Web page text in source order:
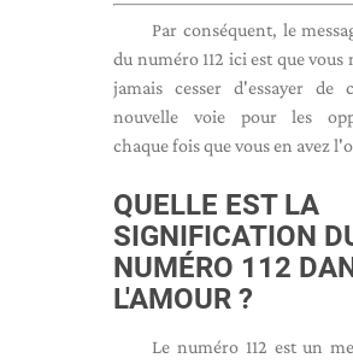
Par conséquent, le
du numéro 112 ici est que vous
jamais cesser d'essayer de
nouvelle voie pour les
chaque fois que vous en avez
QUELLE EST LA
SIGNIFICATION
NUMÉRO 112
L'AMOUR ?
Le numéro 112 est un